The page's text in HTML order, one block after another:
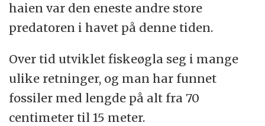
haien var den eneste andre store
predatoren i havet på denne tiden.
Over tid utviklet fiskeøgla seg i mange
ulike retninger, og man har funnet
fossiler med lengde på alt fra 70
centimeter til 15 meter.